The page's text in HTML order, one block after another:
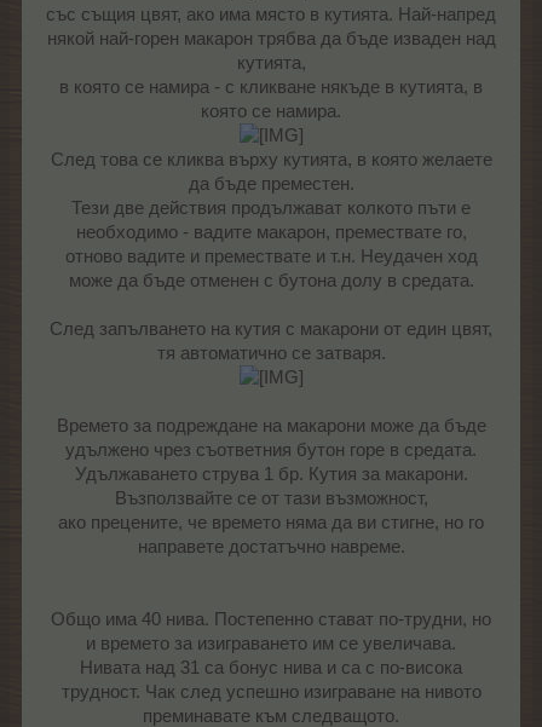
със същия цвят, ако има място в кутията. Най-напред
някой най-горен макарон трябва да бъде изваден над
кутията,
в която се намира - с кликване някъде в кутията, в
която се намира.
След това се кликва върху кутията, в която желаете
да бъде преместен.
Тези две действия продължават колкото пъти е
необходимо - вадите макарон, премествате го,
отново вадите и премествате и т.н. Неудачен ход
може да бъде отменен с бутона долу в средата.
След запълването на кутия с макарони от един цвят,
тя автоматично се затваря.
Времето за подреждане на макарони може да бъде
удължено чрез съответния бутон горе в средата.
Удължаването струва 1 бр. Кутия за макарони.
Възползвайте се от тази възможност,
ако прецените, че времето няма да ви стигне, но го
направете достатъчно навреме.
Общо има 40 нива. Постепенно стават по-трудни, но
и времето за изиграването им се увеличава.
Нивата над 31 са бонус нива и са с по-висока
трудност. Чак след успешно изиграване на нивото
преминавате към следващото.